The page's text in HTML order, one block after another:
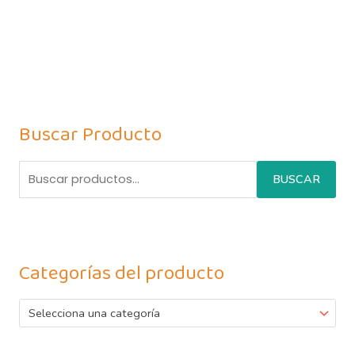
Buscar Producto
BUSCAR
Categorías del producto
Selecciona una categoría